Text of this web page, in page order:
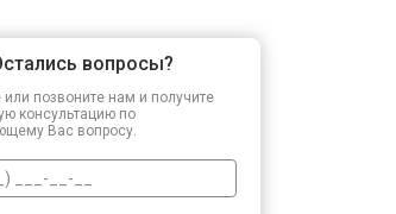
вопросы?
позвоните нам и получите
консультацию по
Вас вопросу.